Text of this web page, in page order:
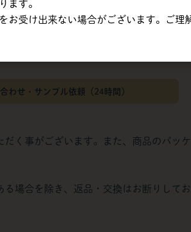
わせ・サンプル依頼（24時間）
く事がございます。また、商品のパッ
場合を除き、返品・交換はお断りして
ます。
受け出来ない場合がございます。ご理